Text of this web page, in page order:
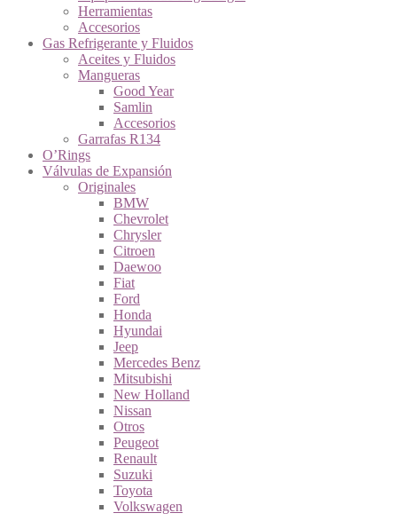
Herramientas
Accesorios
Gas Refrigerante y Fluidos
Aceites y Fluidos
Mangueras
Good Year
Samlin
Accesorios
Garrafas R134
O’Rings
Válvulas de Expansión
Originales
BMW
Chevrolet
Chrysler
Citroen
Daewoo
Fiat
Ford
Honda
Hyundai
Jeep
Mercedes Benz
Mitsubishi
New Holland
Nissan
Otros
Peugeot
Renault
Suzuki
Toyota
Volkswagen